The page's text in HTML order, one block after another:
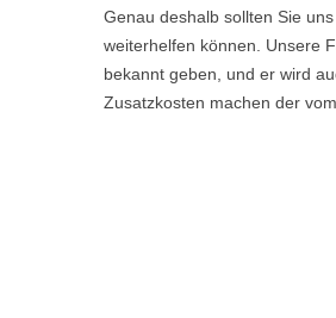
Genau deshalb sollten Sie
weiterhelfen können. Unsere
bekannt geben, und er wird
Zusatzkosten machen der